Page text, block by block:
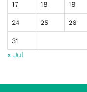
17 18 19
24 25 26
31
« Jul